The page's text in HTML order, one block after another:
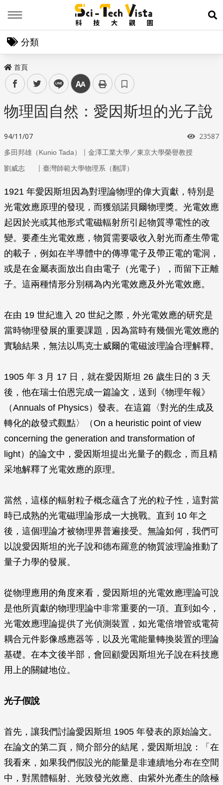
展
分類
首頁
facebooktwitter line 中
物理固自然：愛因斯坦的光子說
94/11/07 瀏覽次
23587
多田邦雄（Kunio Tada） ｜ 金澤工業大學／東京大學榮譽教授
劉威志
｜ 臺灣師範大學物理系（翻譯）
1921 年愛因斯坦因為對理論物理的偉大貢獻，特別是
光電效應原理的發現，而獲頒諾貝爾物理獎。光電效應
起因於光或其他形式電磁輻射所引起物質導電性的改
變。要產生光電效應，物質需要吸收入射光而產生帶電
的載子，例如在半導體中的傳導電子及帶正電的電洞，
或是在金屬表面放出自由電子（光電子），而留下正離
子。這兩種情形分別稱為內光電效應及外光電效應。
在由 19 世紀進入 20 世紀之際，外光電效應的研究是
當時物理發展的重要課題，因為當時有幾個光電效應的
實驗結果，無法以馬克士威爾的電磁波理論合理解釋。
1905 年 3 月 17 日，就在愛因斯坦 26 歲生日的 3 天
後，他在瑞士伯恩完成一篇論文，送到《物理年報》
（Annuals of Physics）發表。在這篇〈對光的生成及
轉化的啟發式觀點〉（On a heuristic point of view
concerning the generation and transformation of
light）的論文中，愛因斯坦提出光量子的觀念，而且精
采地解釋了光電效應的原理。
當然，這樣的輻射粒子概念蘊含了光的粒子性，這對當
時已成熟的光電磁理論形成一大挑戰。直到 10 年之
後，這個理論才被物理界普遍接受。無論如何，我們可
以說愛因斯坦的光子說和德布羅意的物質波理論推動了
量子力學的發展。
從物理應用的角度來看，愛因斯坦的光電效應理論可說
是他所貢獻的物理理論中非常重要的一項。直到如今，
光電效應理論提供了光偵測裝置，如光電倍增管或電荷
耦合元件影像感應器等，以及光電能量轉換裝置的理論
基礎。在本文後半部，會回顧愛因斯坦光子說在科技應
用上的關鍵地位。
光子假說
首先，讓我們討論愛因斯坦 1905 年發表的原始論文。
在論文的第二頁，簡介部分的結尾，愛因斯坦說：「在
我看來，如果我們假設光的能量是非連續地分布在空間
中，對黑體輻射、光致發光效應、由紫外光產生的陰極